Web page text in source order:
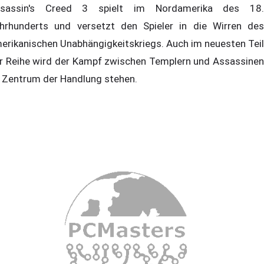
Creed 3 spielt im Nordamerika des 18.
und versetzt den Spieler in die Wirren des
Unabhängigkeitskriegs. Auch im neuesten Teil
Reihe wird der Kampf zwischen Templern und Assassinen
der Handlung stehen.